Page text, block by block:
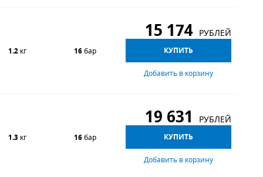
1.2 кг 16бар
15 174 РУБЛЕЙ
КУПИТЬ
Добавить в корзину
1.3 кг 16бар
19 631 РУБЛЕЙ
КУПИТЬ
Добавить в корзину